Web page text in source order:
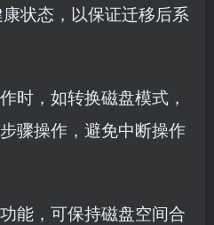
状态，以保证迁移后系
时，如转换磁盘模式，
骤操作，避免中断操作
能，可保持磁盘空间合